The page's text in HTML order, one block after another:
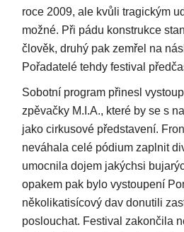
roce 2009, ale kvůli tragickým
možné. Při pádu konstrukce
člověk, druhý pak zemřel na
Pořadatelé tehdy festival
Sobotní program přinesl
zpěvačky M.I.A., které by se s
jako cirkusové představení.
neváhala celé pódium zaplnit
umocnila dojem jakýchsi
opakem pak bylo vystoupení
několikatisícový dav donutili
poslouchat. Festival zakončila